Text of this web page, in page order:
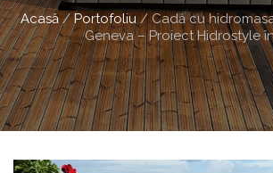
Acasă/Portofoliu/Cadă cu
Geneva – Proiect Hidrostyle